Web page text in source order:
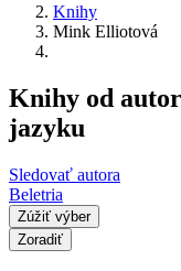
Knihy
Mink Elliotová
Knihy od
jazyku
Sledovať autora
Beletria
Zúžiť výber
Zoradiť